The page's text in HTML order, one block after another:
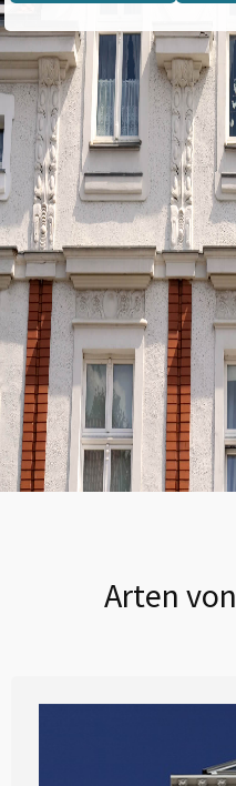
Arten von